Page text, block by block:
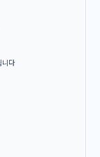
니다